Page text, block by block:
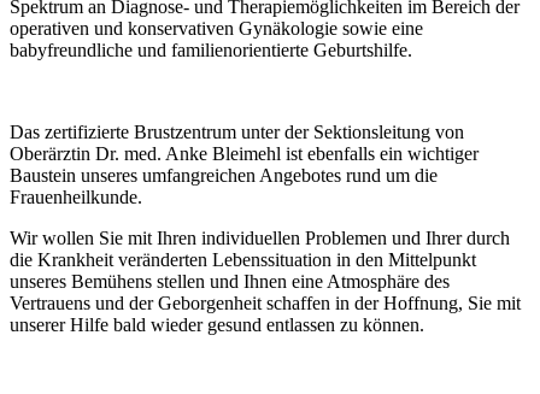
Spektrum an Diagnose- und Therapiemöglichkeiten im Bereich der
operativen und konservativen Gynäkologie sowie eine
babyfreundliche und familienorientierte Geburtshilfe.
Das zertifizierte Brustzentrum unter der Sektionsleitung von
Oberärztin Dr. med. Anke Bleimehl ist ebenfalls ein wichtiger
Baustein unseres umfangreichen Angebotes rund um die
Frauenheilkunde.
Wir wollen Sie mit Ihren individuellen Problemen und Ihrer durch
die Krankheit veränderten Lebenssituation in den Mittelpunkt
unseres Bemühens stellen und Ihnen eine Atmosphäre des
Vertrauens und der Geborgenheit schaffen in der Hoffnung, Sie mit
unserer Hilfe bald wieder gesund entlassen zu können.